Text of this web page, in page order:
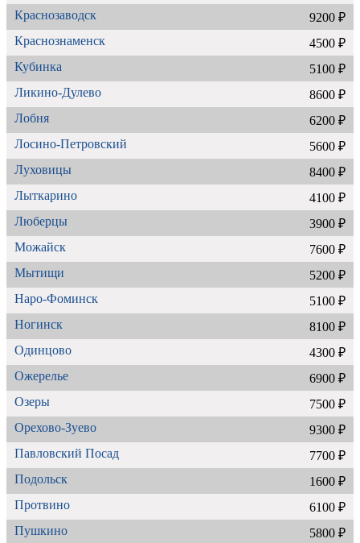
Краснозаводск
9200 ₽
Краснознаменск
4500 ₽
Кубинка
5100 ₽
Ликино-Дулево
8600 ₽
Лобня
6200 ₽
Лосино-Петровский
5600 ₽
Луховицы
8400 ₽
Лыткарино
4100 ₽
Люберцы
3900 ₽
Можайск
7600 ₽
Мытищи
5200 ₽
Наро-Фоминск
5100 ₽
Ногинск
8100 ₽
Одинцово
4300 ₽
Ожерелье
6900 ₽
Озеры
7500 ₽
Орехово-Зуево
9300 ₽
Павловский Посад
7700 ₽
Подольск
1600 ₽
Протвино
6100 ₽
Пушкино
5800 ₽